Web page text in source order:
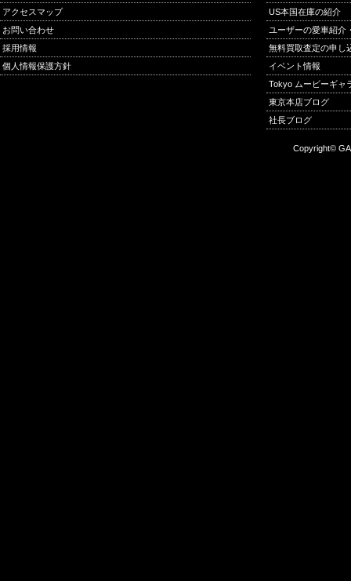
アクセスマップ
お問い合わせ
採用情報
個人情報保護方針
US本国在庫の紹介
ユーザーの愛車紹介
無料買取査定の申し
イベント情報
Tokyo ムービーギャ
東京本店ブログ
社長ブログ
Copyright©